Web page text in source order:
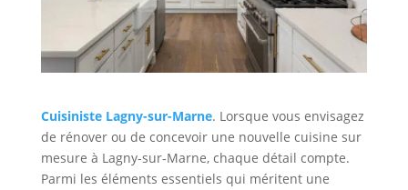
Cuisiniste Lagny-sur-Marne. Lorsque vous envisagez
de rénover ou de concevoir une nouvelle cuisine sur
mesure à Lagny-sur-Marne, chaque détail compte.
Parmi les éléments essentiels qui méritent une